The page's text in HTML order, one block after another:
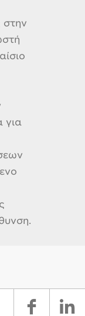
στην
για